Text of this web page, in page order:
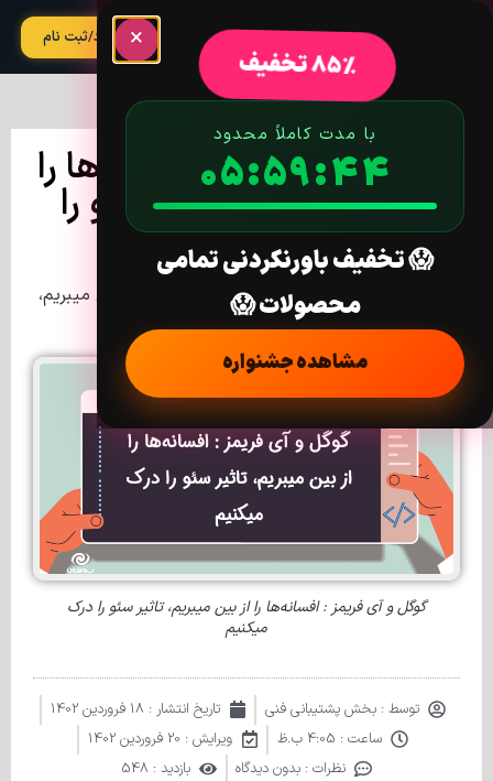
×
85% تخفیف
با مدت کاملاً محدود
05:59:44
😱 تخفیف باورنکردنی تمامی
محصولات 😱
مشاهده جشنواره
آپدیت ورود/ثبت نام
گوگل و آی فریمز : افسانه‌ها را
از بین میبریم، تاثیر سئو را
درک میکنیم
/ گوگل و آی فریمز : افسانه‌ها را از بین میبریم،
تاثیر سئو را درک میکنیم
گوگل و آی فریمز : افسانه‌ها را از بین میبریم، تاثیر سئو را درک
میکنیم
توسط : بخش پشتیبانی فنی تاریخ انتشار : 18 فروردین 1402
ساعت : 4:05 ب.ظ
ویرایش : 20 فروردین 1402
نظرات : بدون دیدگاه بازدید : 548